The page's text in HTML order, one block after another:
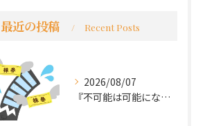
最近の投稿 Recent Posts
2026/08/07
『不可能は可能になる』